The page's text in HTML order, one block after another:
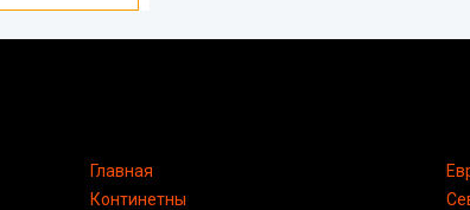
Главная
Континетны